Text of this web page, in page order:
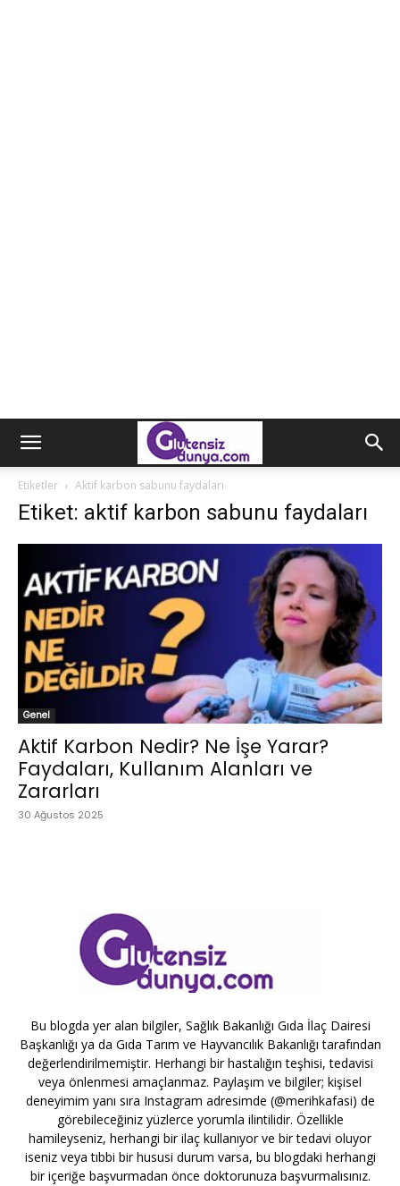
Etiketler Aktif karbon sabunu faydaları
Etiket: aktif karbon sabunu faydaları
Genel
Aktif Karbon Nedir? Ne İşe Yarar?
Faydaları, Kullanım Alanları ve
Zararları
30 Ağustos 2025
Bu blogda yer alan bilgiler, Sağlık Bakanlığı Gıda İlaç Dairesi
Başkanlığı ya da Gıda Tarım ve Hayvancılık Bakanlığı tarafından
değerlendirilmemiştir. Herhangi bir hastalığın teşhisi, tedavisi
veya önlenmesi amaçlanmaz. Paylaşım ve bilgiler; kişisel
deneyimim yanı sıra Instagram adresimde (@merihkafasi) de
görebileceğiniz yüzlerce yorumla ilintilidir. Özellikle
hamileyseniz, herhangi bir ilaç kullanıyor ve bir tedavi oluyor
iseniz veya tıbbi bir hususi durum varsa, bu blogdaki herhangi
bir içeriğe başvurmadan önce doktorunuza başvurmalısınız.